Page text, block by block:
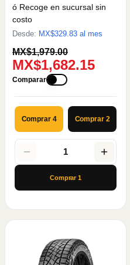
ó Recoge en sucursal sin
costo
Desde: MX$329.83 al mes
MX$1,979.00
MX$1,682.15
Comparar
Comprar 4 Comprar 2
1
Comprar1